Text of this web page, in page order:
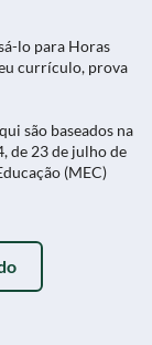
lo para Horas
currículo, prova
são baseados na
de 23 de julho de
(MEC)